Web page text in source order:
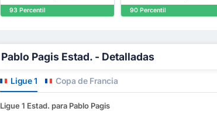
93 Percentil
90 Percentil
Pablo Pagis Estad. - Detalladas
Ligue 1 Copa de Francia
Ligue 1 Estad. para Pablo Pagis